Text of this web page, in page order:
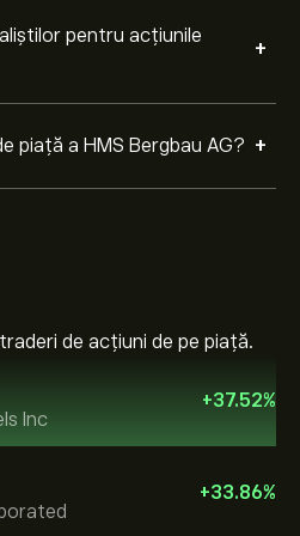
pentru acțiunile
+
piață a HMS Bergbau AG? +
de acțiuni de pe piață.
Inc
+37.52%
+33.86%